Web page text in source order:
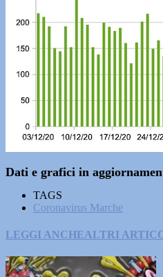
Dati e grafici in
TAGS
Coronavirus Marche
LEGGI ANCHEALTRI